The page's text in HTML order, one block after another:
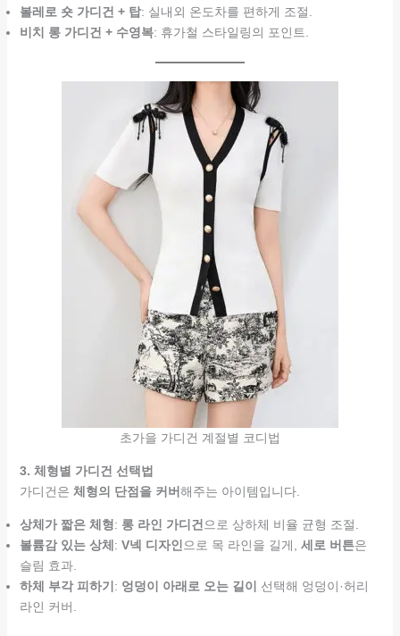
볼레로 숏 가디건 + 탑: 실내외 온도차를 편하게 조절.
비치 롱 가디건 + 수영복: 휴가철 스타일링의 포인트.
초가을 가디건 계절별 코디법
3. 체형별 가디건 선택법
가디건은 체형의 단점을 커버해주는 아이템입니다.
상체가 짧은 체형: 롱 라인 가디건으로 상하체 비율 균형 조절.
볼륨감 있는 상체: V넥 디자인으로 목 라인을 길게, 세로 버튼은
슬림 효과.
하체 부각 피하기: 엉덩이 아래로 오는 길이 선택해 엉덩이·허리
라인 커버.